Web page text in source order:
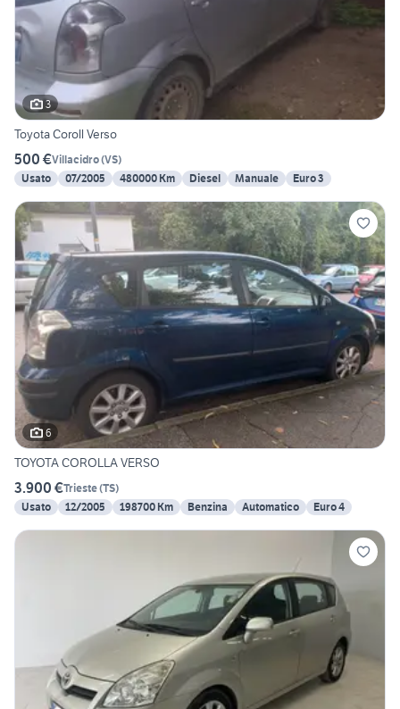
3
Toyota Coroll Verso
500 €Villacidro(VS)
Usato
07/2005 480000 Km Diesel Manuale Euro 3
6
TOYOTA COROLLA VERSO
3.900 €Trieste(TS)
Usato
12/2005 198700 Km Benzina Automatico Euro 4